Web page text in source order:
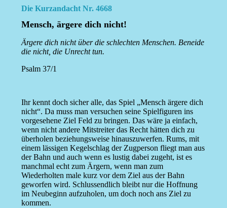
Die Kurzandacht Nr. 4668
Mensch, ärgere dich nicht!
Ärgere dich nicht über die schlechten Menschen. Beneide
die nicht, die Unrecht tun.
Psalm 37/1
Ihr kennt doch sicher alle, das Spiel „Mensch ärgere dich
nicht“. Da muss man versuchen seine Spielfiguren ins
vorgesehene Ziel Feld zu bringen. Das wäre ja einfach,
wenn nicht andere Mitstreiter das Recht hätten dich zu
überholen beziehungsweise hinauszuwerfen. Rums, mit
einem lässigen Kegelschlag der Zugperson fliegt man aus
der Bahn und auch wenn es lustig dabei zugeht, ist es
manchmal echt zum Ärgern, wenn man zum
Wiederholten male kurz vor dem Ziel aus der Bahn
geworfen wird. Schlussendlich bleibt nur die Hoffnung
im Neubeginn aufzuholen, um doch noch ans Ziel zu
kommen.